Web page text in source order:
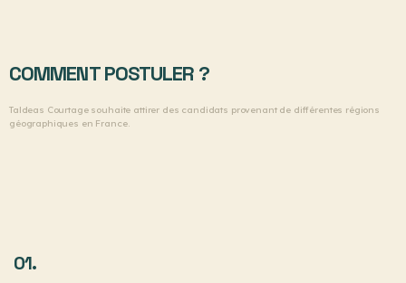
COMMENT POSTULER ?
Taldeas Courtage souhaite attirer des candidats provenant de différentes régions
géographiques en France.
01.